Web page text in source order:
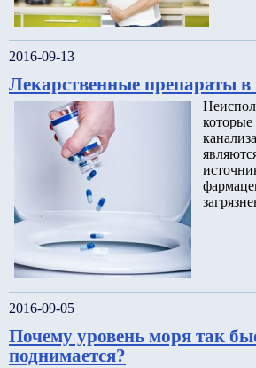
2016-09-13
Лекарственные препараты в
2016-09-05
Почему уровень моря так
поднимается?